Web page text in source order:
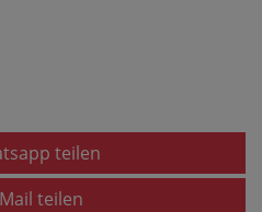
teilen
teilen